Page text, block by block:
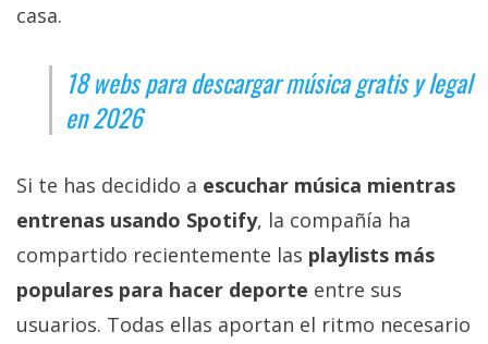
Aviso
Legal
El medio de
comunicación
encontrarás
noticias sobre
tecnología,
móviles,
ordenadores,
apps,
informática,
casa.
18 webs para descargar música gratis y legal
en 2026
Si te has decidido a escuchar música mientras
entrenas usando Spotify, la compañía ha
compartido recientemente las playlists más
populares para hacer deporte entre sus
usuarios. Todas ellas aportan el ritmo necesario